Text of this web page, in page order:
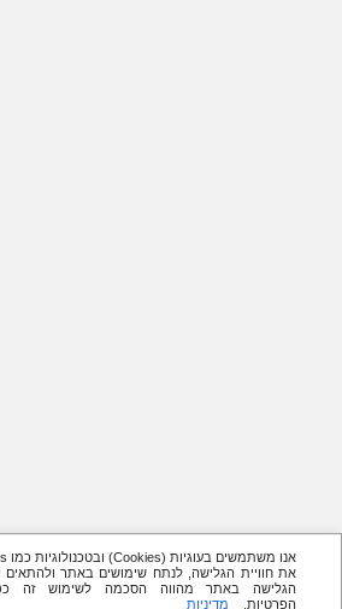
את חוויית הגלישה, לנתח שימושים באתר ולהתאים
הגלישה באתר מהווה הסכמה לשימוש זה
הפרטיות.
מדיניות